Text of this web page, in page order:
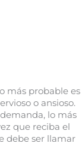
más probable es
o ansioso.
lo más
que reciba el
debe ser llamar